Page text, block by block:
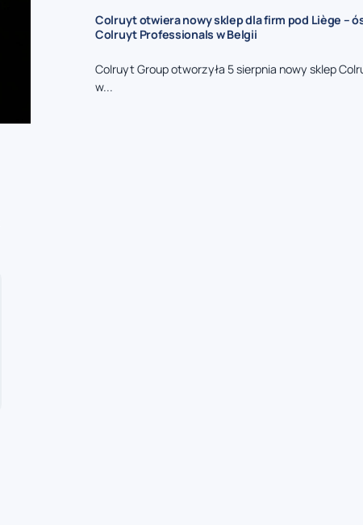
Colruyt otwiera nowy sklep dla firm pod Liège –
Colruyt Professionals w Belgii
Colruyt Group otworzyła 5 sierpnia nowy sklep
w...